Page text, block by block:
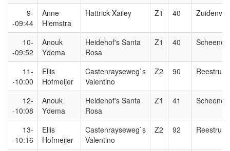
9-
-09:44
Anne
Hiemstra
Hattrick Xailey Z1 40
10-
-09:52
Anouk
Ydema
Heidehof's Santa
Rosa
Z1 40
11-
-10:00
Ellis
Hofmeijer
Castenrayseweg`s
Valentino
Z2 90
12-
-10:08
Anouk
Ydema
Heidehof's Santa
Rosa
Z1 41
13-
-10:16
Ellis
Hofmeijer
Castenrayseweg`s
Valentino
Z2 92